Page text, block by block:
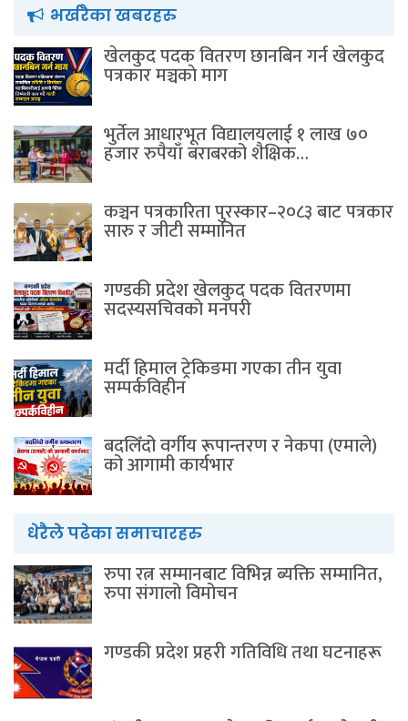
भर्खरैका खबरहरु
खेलकुद पदक वितरण छानबिन गर्न खेलकुद
पत्रकार मञ्चकाे माग
भुर्तेल आधारभूत विद्यालयलाई १ लाख ७०
हजार रुपैयाँ बराबरको शैक्षिक…
कञ्चन पत्रकारिता पुरस्कार–२०८३ बाट पत्रकार
सारु र जीटी सम्मानित
गण्डकी प्रदेश खेलकुद पदक वितरणमा
सदस्यसचिवकाे मनपरी
मर्दी हिमाल ट्रेकिङमा गएका तीन युवा
सम्पर्कविहीन
बदलिँदो वर्गीय रूपान्तरण र नेकपा (एमाले)
को आगामी कार्यभार
धेरैले पढेका समाचारहरु
रुपा रत्न सम्मानबाट विभिन्न ब्यक्ति सम्मानित,
रुपा संगालो विमोचन
गण्डकी प्रदेश प्रहरी गतिविधि तथा घटनाहरू